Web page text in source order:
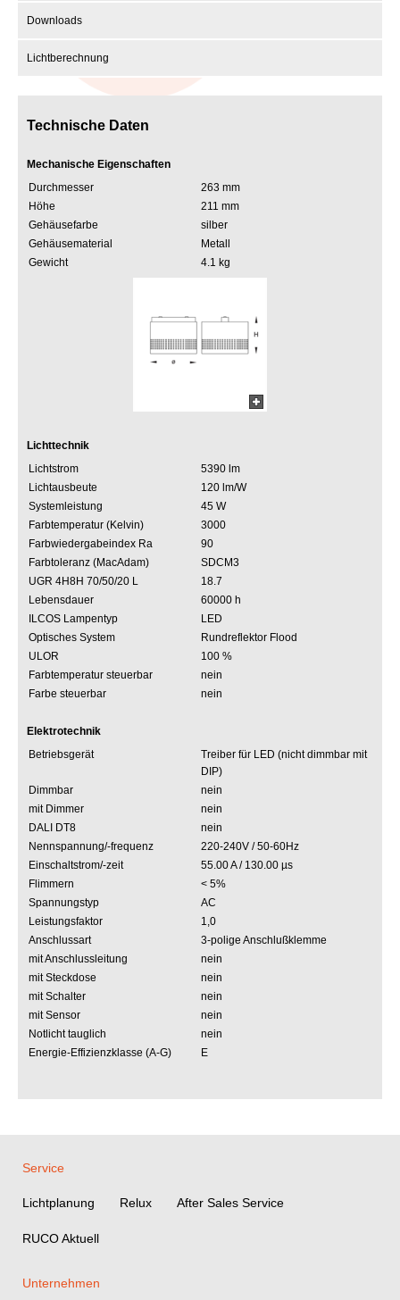
Downloads
Lichtberechnung
Technische Daten
Mechanische Eigenschaften
Durchmesser
263 mm
Höhe
211 mm
Gehäusefarbe
silber
Gehäusematerial
Metall
Gewicht
4.1 kg
Lichttechnik
Lichtstrom
5390 lm
Lichtausbeute
120 lm/W
Systemleistung
45 W
Farbtemperatur (Kelvin)
3000
Farbwiedergabeindex Ra
90
Farbtoleranz (MacAdam)
SDCM3
UGR 4H8H 70/50/20 L
18.7
Lebensdauer
60000 h
ILCOS Lampentyp
LED
Optisches System
Rundreflektor Flood
ULOR
100 %
Farbtemperatur steuerbar
nein
Farbe steuerbar
nein
Elektrotechnik
Betriebsgerät
Treiber für LED (nicht dimmbar mit
DIP)
Dimmbar
nein
mit Dimmer
nein
DALI DT8
nein
Nennspannung/-frequenz
220-240V / 50-60Hz
Einschaltstrom/-zeit
55.00 A / 130.00 µs
Flimmern
< 5%
Spannungstyp
AC
Leistungsfaktor
1,0
Anschlussart
3-polige Anschlußklemme
mit Anschlussleitung
nein
mit Steckdose
nein
mit Schalter
nein
mit Sensor
nein
Notlicht tauglich
nein
Energie-Effizienzklasse (A-G)
E
Service
Lichtplanung Relux After Sales Service
RUCO Aktuell
Unternehmen